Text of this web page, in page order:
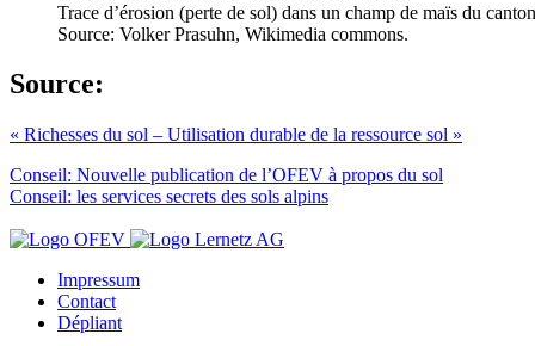
Trace d’érosion (perte de sol) dans un champ de maïs du
Source: Volker Prasuhn, Wikimedia commons.
Source:
« Richesses du sol – Utilisation durable de la ressource sol »
Conseil: Nouvelle publication de l’OFEV à propos du sol
Conseil: les services secrets des sols alpins
Impressum
Contact
Dépliant